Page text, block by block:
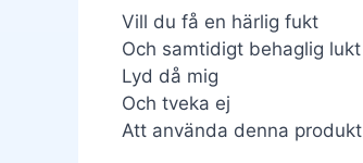
Vill du få en härlig fukt
Och samtidigt behaglig lukt
Lyd då mig
Och tveka ej
Att använda denna produkt